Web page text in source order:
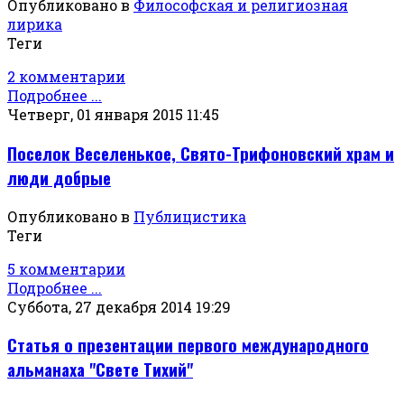
Опубликовано в Философская и религиозная
лирика
Теги
2 комментарии
Подробнее ...
Четверг, 01 января 2015 11:45
Поселок Веселенькое, Свято-Трифоновский храм и
люди добрые
Опубликовано в Публицистика
Теги
5 комментарии
Подробнее ...
Суббота, 27 декабря 2014 19:29
Статья о презентации первого международного
альманаха "Свете Тихий"